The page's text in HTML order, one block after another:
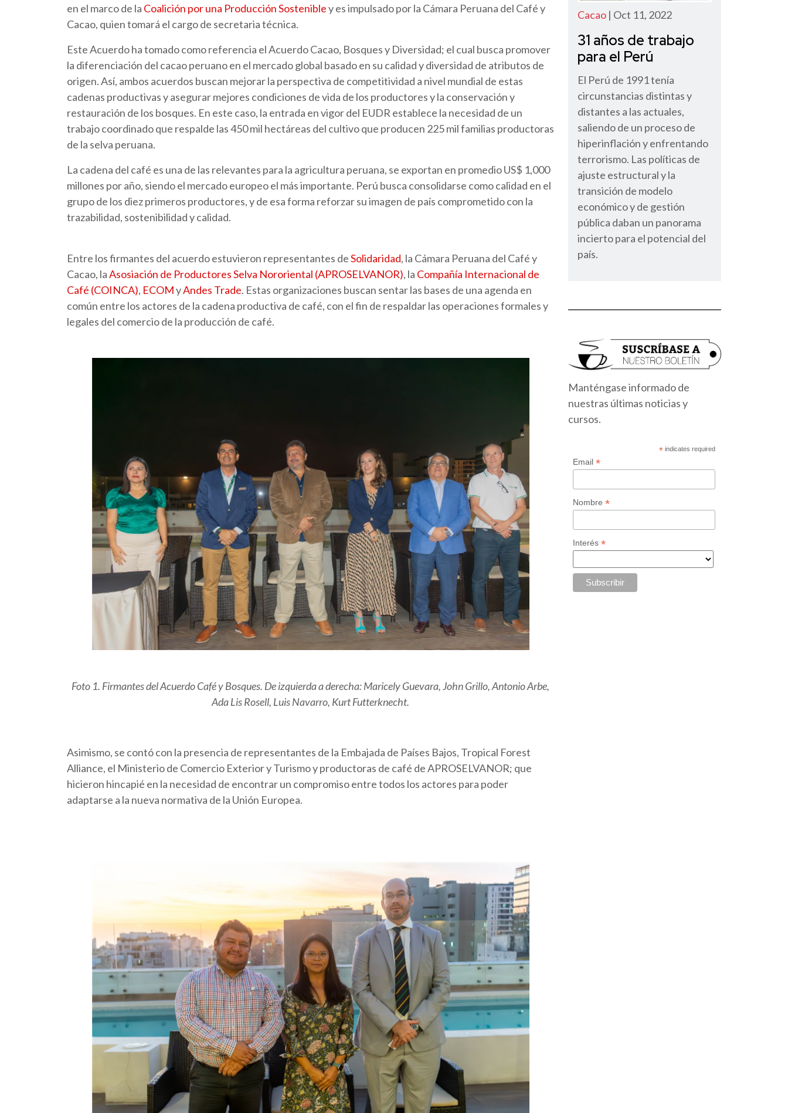
en el marco de la Coalición por una Producción Sostenibley es impulsado por la Cámara Peruana del Café y
Cacao, quien tomará el cargo de secretaria técnica.
Este Acuerdo ha tomado como referencia el Acuerdo Cacao, Bosques y Diversidad; el cual busca promover
la diferenciación del cacao peruano en el mercado global basado en su calidad y diversidad de atributos de
origen. Así, ambos acuerdos buscan mejorar la perspectiva de competitividad a nivel mundial de estas
cadenas productivas y asegurar mejores condiciones de vida de los productores y la conservación y
restauración de los bosques. En este caso, la entrada en vigor del EUDR establece la necesidad de un
trabajo coordinado que respalde las 450 mil hectáreas del cultivo que producen 225 mil familias productoras
de la selva peruana.
La cadena del café es una de las relevantes para la agricultura peruana, se exportan en promedio US$ 1,000
millones por año, siendo el mercado europeo el más importante. Perú busca consolidarse como calidad en el
grupo de los diez primeros productores, y de esa forma reforzar su imagen de país comprometido con la
trazabilidad, sostenibilidad y calidad.
Entre los firmantes del acuerdo estuvieron representantes deSolidaridad, la Cámara Peruana del Café y
Cacao, laAsosiación de Productores Selva Nororiental (APROSELVANOR), la Compañía Internacional de
Café (COINCA), ECOMyAndes Trade. Estas organizaciones buscan sentar las bases de una agenda en
común entre los actores de la cadena productiva de café, con el fin de respaldar las operaciones formales y
legales del comercio de la producción de café.
Foto 1. Firmantes del Acuerdo Café y Bosques. De izquierda a derecha: Maricely Guevara, John Grillo, Antonio Arbe,
Ada Lis Rosell, Luis Navarro, Kurt Futterknecht.
Asimismo, se contó con la presencia de representantes de la Embajada de Países Bajos, Tropical Forest
Alliance, el Ministerio de Comercio Exterior y Turismo y productoras de café de APROSELVANOR; que
hicieron hincapié en la necesidad de encontrar un compromiso entre todos los actores para poder
adaptarse a la nueva normativa de la Unión Europea.
Cacao | Oct 11, 2022
31 años de trabajo
para el Perú
El Perú de 1991 tenía
circunstancias distintas y
distantes a las actuales,
saliendo de un proceso de
hiperinflación y enfrentando
terrorismo. Las políticas de
ajuste estructural y la
transición de modelo
económico y de gestión
pública daban un panorama
incierto para el potencial del
país.
Manténgase informado de
nuestras últimas noticias y
cursos.
*indicates required
Email *
Nombre *
Interés *